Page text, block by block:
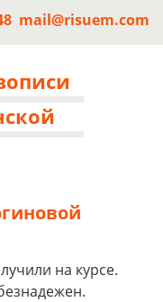
mail@risuem.com
на курсе.